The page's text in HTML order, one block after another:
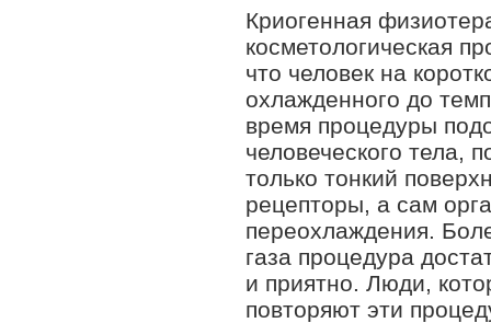
Криогенная
косметологическая
что человек на
охлажденного до
время процедуры
человеческого тела,
только тонкий
рецепторы, а сам
переохлаждения.
газа процедура
и приятно. Люди,
повторяют эти